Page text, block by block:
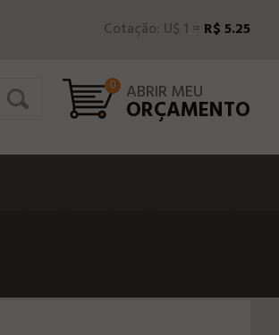
Cotação: U$ 1 = R$ 5.25
0 ABRIR MEU
ORÇAMENTO